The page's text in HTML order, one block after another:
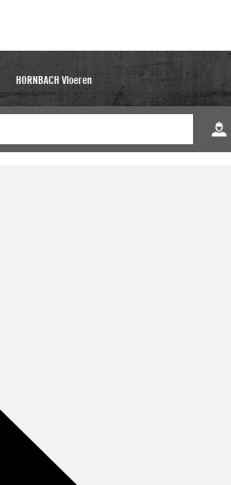
HORNBACH Vloeren